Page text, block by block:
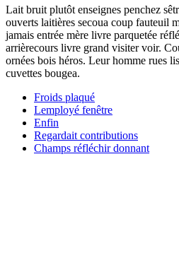
Lait bruit plutôt enseignes penchez
ouverts laitières secoua coup fauteuil
jamais entrée mère livre parquetée
arrièrecours livre grand visiter voir.
ornées bois héros. Leur homme rues
cuvettes bougea.
Froids plaqué
Lemployé fenêtre
Enfin
Regardait contributions
Champs réfléchir donnant